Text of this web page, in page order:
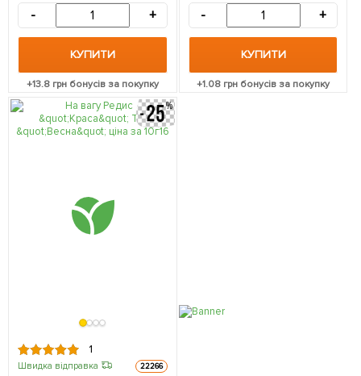
- +
КУПИТИ
+13.8 грн бонусів за покупку
- +
КУПИТИ
+1.08 грн бонусів за покупку
1
Швидка відправка 22266